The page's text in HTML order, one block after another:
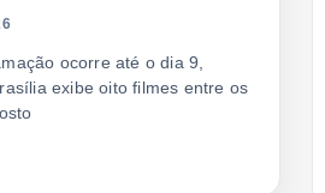
ocorre até o dia 9,
exibe oito filmes entre os